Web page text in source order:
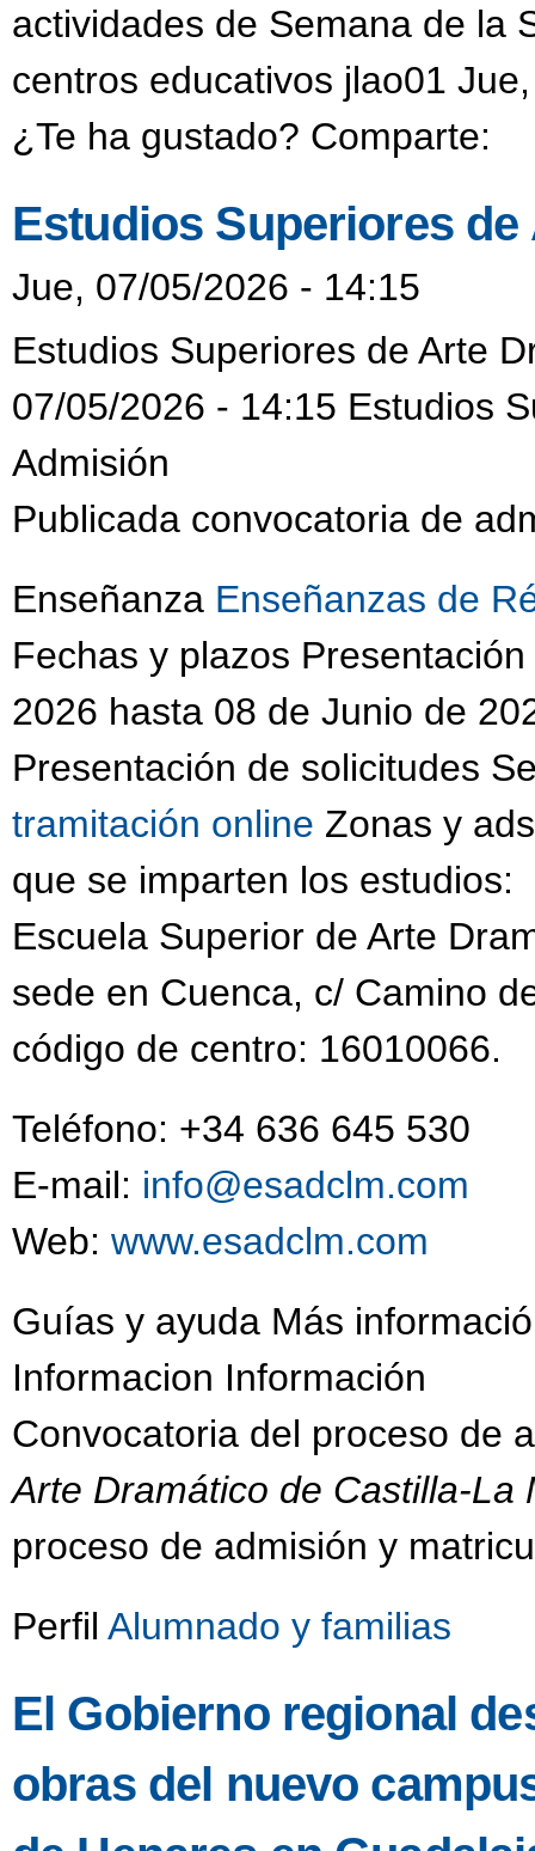
actividades de Semana de la
centros educativos jlao01
¿Te ha gustado? Comparte:
Estudios Superiores
Jue, 07/05/2026 - 14:15
Estudios Superiores de Arte
07/05/2026 - 14:15 Estudios
Admisión
Publicada convocatoria de
Enseñanza Enseñanzas de
Fechas y plazos
2026 hasta 08 de Junio de
Presentación de solicitudes
tramitación online Zonas y
que se imparten los estudios:
Escuela Superior de Arte
sede en Cuenca, c/ Camino
código de centro: 16010066.
Teléfono: +34 636 645 530
E-mail: info@esadclm.com
Web: www.esadclm.com
Guías y ayuda Más
Informacion Información
Convocatoria del proceso de
Arte Dramático de Castilla-La
proceso de admisión y
Perfil Alumnado y familias
El Gobierno regional
obras del nuevo